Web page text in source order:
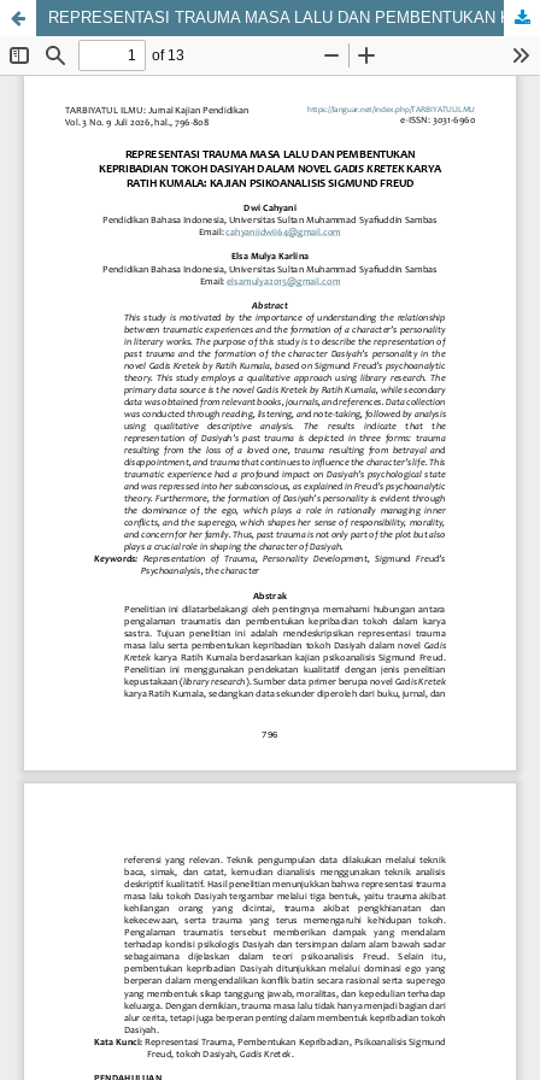
REPRESENTASI TRAUMA MASA LALU DAN PEMBENTUKAN KEPRIBADIAN TOKOH DASIYAH DALAM NOVEL GADIS KRETEK KARYA RATIH KUMALA: KAJIAN PSIKOANALISIS SIGMUND FREUD